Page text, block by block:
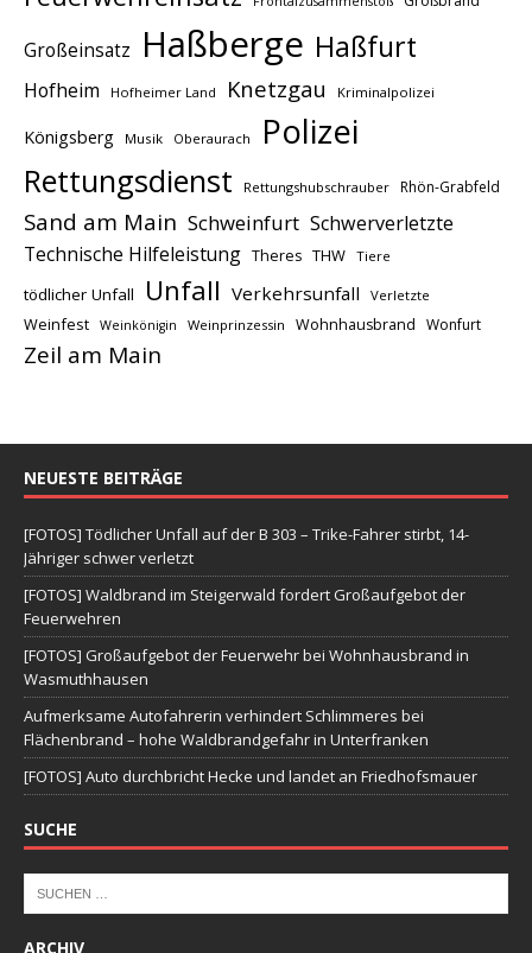
Großeinsatz Haßberge Haßfurt
Hofheim Hofheimer Land Knetzgau Kriminalpolizei
Königsberg Musik Oberaurach Polizei
Rettungsdienst Rettungshubschrauber Rhön-Grabfeld
Sand am Main Schweinfurt Schwerverletzte
Technische Hilfeleistung Theres THW Tiere
tödlicher Unfall Unfall Verkehrsunfall Verletzte
Weinfest Weinkönigin Weinprinzessin Wohnhausbrand Wonfurt
Zeil am Main
NEUESTE BEITRÄGE
[FOTOS] Tödlicher Unfall auf der B 303 – Trike-Fahrer stirbt, 14-
Jähriger schwer verletzt
[FOTOS] Waldbrand im Steigerwald fordert Großaufgebot der
Feuerwehren
[FOTOS] Großaufgebot der Feuerwehr bei Wohnhausbrand in
Wasmuthhausen
Aufmerksame Autofahrerin verhindert Schlimmeres bei
Flächenbrand – hohe Waldbrandgefahr in Unterfranken
[FOTOS] Auto durchbricht Hecke und landet an Friedhofsmauer
SUCHE
ARCHIV